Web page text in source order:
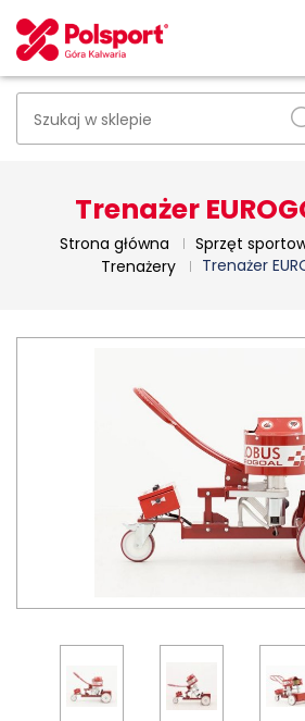
Trenażer
Strona główna Sprzęt
Trenażery
Trenażer